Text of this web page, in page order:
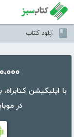
آپلود کتاب
۵۰،۰۰۰ کتاب در
در